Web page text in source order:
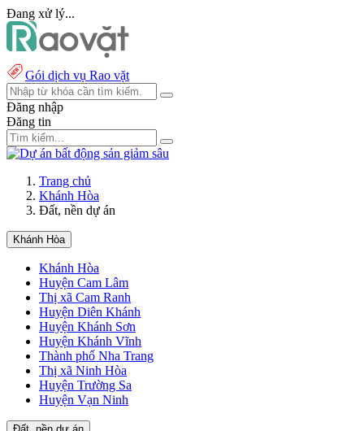
Đang xử lý...
Gói dịch vụ Rao vặt
Đăng nhập
Đăng tin
Trang chủ
Khánh Hòa
Đất, nền dự án
Khánh Hòa
Khánh Hòa
Huyện Cam Lâm
Thị xã Cam Ranh
Huyện Diên Khánh
Huyện Khánh Sơn
Huyện Khánh Vĩnh
Thành phố Nha Trang
Thị xã Ninh Hòa
Huyện Trường Sa
Huyện Vạn Ninh